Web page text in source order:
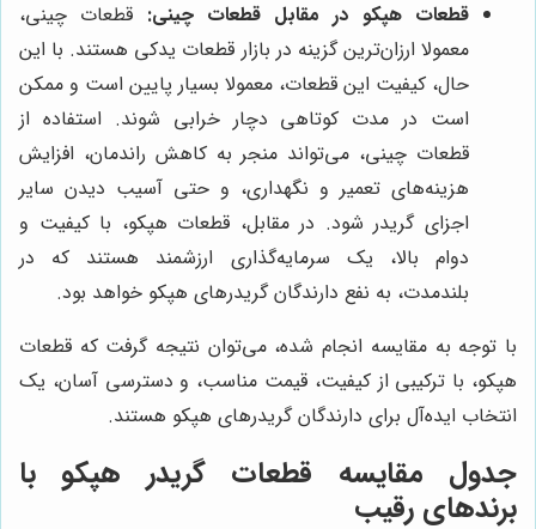
قطعات هپکو در مقابل قطعات چینی: قطعات چینی،
معمولا ارزان‌ترین گزینه در بازار قطعات یدکی هستند. با این
حال، کیفیت این قطعات، معمولا بسیار پایین است و ممکن
است در مدت کوتاهی دچار خرابی شوند. استفاده از
قطعات چینی، می‌تواند منجر به کاهش راندمان، افزایش
هزینه‌های تعمیر و نگهداری، و حتی آسیب دیدن سایر
اجزای گریدر شود. در مقابل، قطعات هپکو، با کیفیت و
دوام بالا، یک سرمایه‌گذاری ارزشمند هستند که در
بلندمدت، به نفع دارندگان گریدرهای هپکو خواهد بود.
با توجه به مقایسه انجام شده، می‌توان نتیجه گرفت که قطعات
هپکو، با ترکیبی از کیفیت، قیمت مناسب، و دسترسی آسان، یک
انتخاب ایده‌آل برای دارندگان گریدرهای هپکو هستند.
جدول مقایسه قطعات گریدر هپکو با
برندهای رقیب